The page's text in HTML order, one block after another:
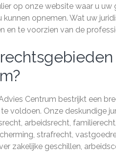
op onze website waar u
opnemen. Wat uw
en te voorzien van de
Centrum bestrijkt een
voldoen. Onze deskundige
arbeidsrecht,
strafrecht,
zakelijke geschillen,